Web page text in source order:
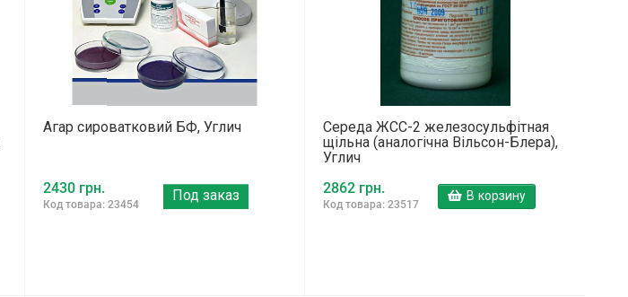
Агар сироватковий БФ, Углич
2430 грн.
Код товара: 23454
Под заказ
Середа ЖСС-2 железосульфітная
щільна (аналогічна Вільсон-Блера),
Углич
2862 грн.
Код товара: 23517
В корзину